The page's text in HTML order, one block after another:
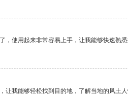
，使用起来非常容易上手，让我能够快速熟
让我能够轻松找到目的地，了解当地的风土